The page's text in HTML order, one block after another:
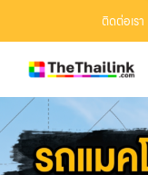
ติดต่อเรา